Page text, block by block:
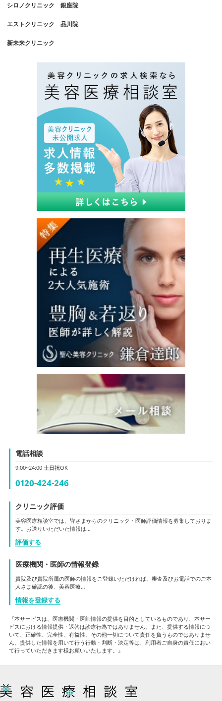
シロノクリニック 銀座院
エストクリニック 品川院
新未来クリニック
電話相談
9:00~24:00 土日祝OK
0120-424-246
クリニック評価
美容医療相談室では、皆さまからのクリニック・医師評価情報を募集しておりま
す。お送りいただいた情報は…
評価する
医療機関・医師の情報登録
貴院及び貴院所属の医師の情報をご登録いただければ、審査及びお電話でのご本
人さま確認の後、美容医療…
情報を登録する
『本サービスは、医療機関・医師情報の提供を目的としているものであり、本サー
ビスにおける情報提供・返答は診療行為ではありません。また、提供する情報につ
いて、正確性、完全性、有益性、その他一切について責任を負うものではありませ
ん。提供した情報を用いて行う行動・判断・決定等は、利用者ご自身の責任におい
て行っていただきます様お願いいたします。』